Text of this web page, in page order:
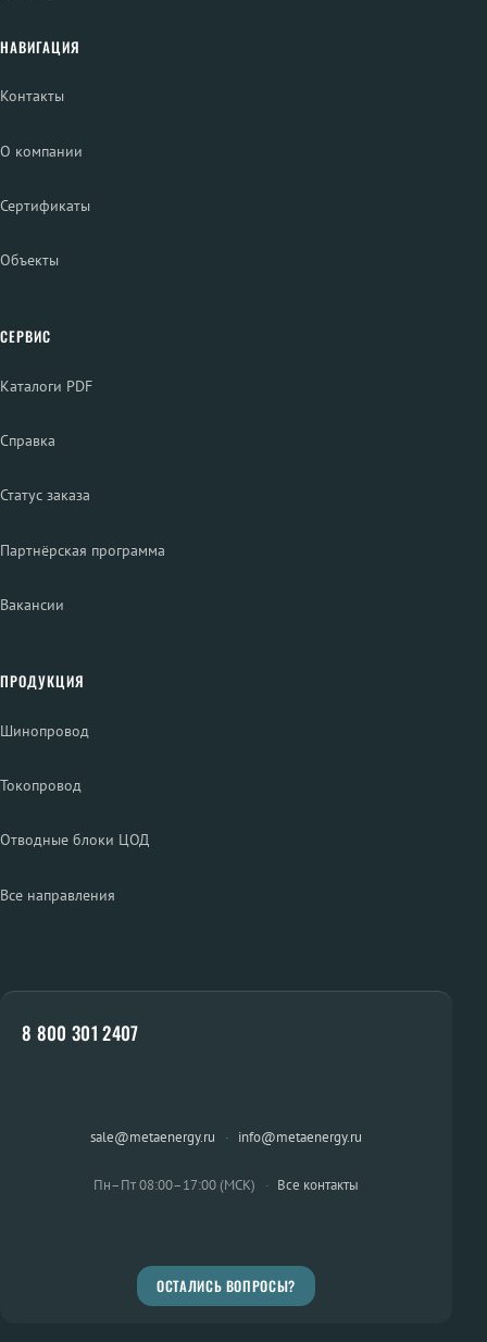
НАВИГАЦИЯ
Контакты
О компании
Сертификаты
Объекты
СЕРВИС
Каталоги PDF
Справка
Статус заказа
Партнёрская программа
Вакансии
ПРОДУКЦИЯ
Шинопровод
Токопровод
Отводные блоки ЦОД
Все направления
8 800 301 2407
sale@metaenergy.ru · info@metaenergy.ru
Пн–Пт 08:00–17:00 (МСК) · Все контакты
ОСТАЛИСЬ ВОПРОСЫ?